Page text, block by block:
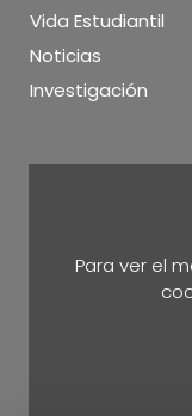
Vida Estudiantil
Noticias
Investigación
Para ver el